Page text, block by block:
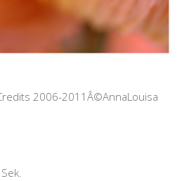
2006-2011Â©AnnaLouisa